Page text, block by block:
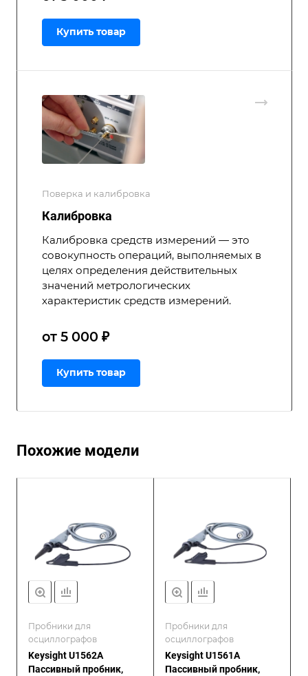
Купить товар
Поверка и калибровка
Калибровка
Калибровка средств измерений — это
совокупность операций, выполняемых в
целях определения действительных
значений метрологических
характеристик средств измерений.
от 5 000 ₽
Купить товар
Похожие модели
Пробники для
осциллографов
Keysight U1562A
Пассивный пробник,
Пробники для
осциллографов
Keysight U1561A
Пассивный пробник,